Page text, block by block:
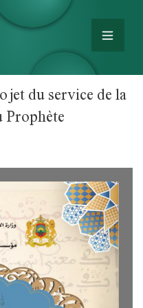
du service de la